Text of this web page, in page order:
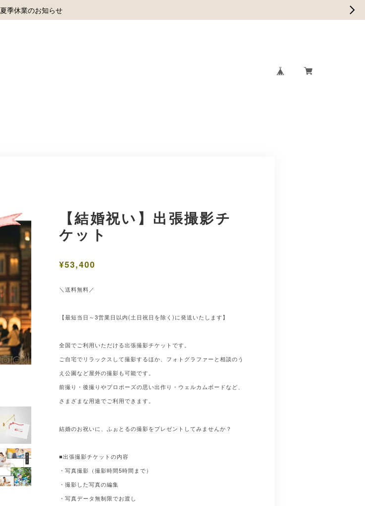
夏季休業のお知らせ
【結婚祝い】出張撮影チ
ケット
¥53,400
＼送料無料／
【最短当日～3営業日以内(土日祝日を除く)に発送いたします】
全国でご利用いただける出張撮影チケットです。
ご自宅でリラックスして撮影するほか、フォトグラファーと相談のう
え公園など屋外の撮影も可能です。
前撮り・後撮りやプロポーズの思い出作り・ウェルカムボードなど、
さまざまな用途でご利用できます。
結婚のお祝いに、ふぉとるの撮影をプレゼントしてみませんか？
■出張撮影チケットの内容
・写真撮影（撮影時間5時間まで）
・撮影した写真の編集
・写真データ無制限でお渡し